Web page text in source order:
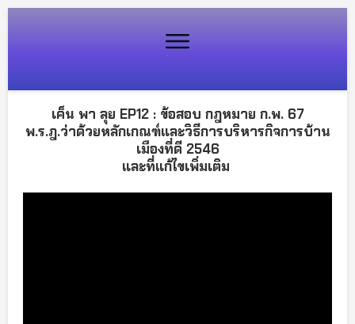
เค็น พา ลุย EP12 : ข้อสอบ กฎหมาย ก.พ. 67
พ.ร.ฎ.ว่าด้วยหลักเกณฑ์และวิธีการบริหารกิจการบ้าน
เมืองที่ดี 2546
และที่แก้ไขเพิ่มเติม